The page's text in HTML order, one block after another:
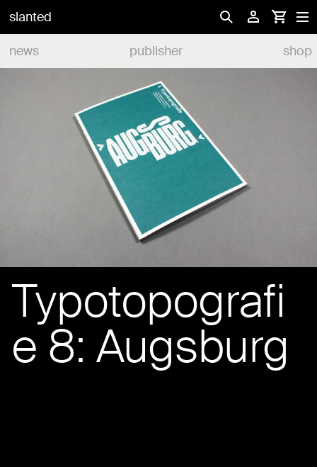
slanted
news
publisher shop
Typotopografi
e 8: Augsburg